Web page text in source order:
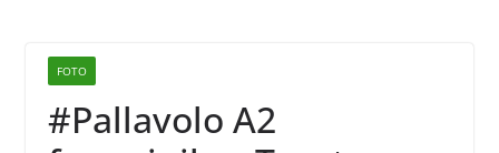
FOTO
#Pallavolo A2